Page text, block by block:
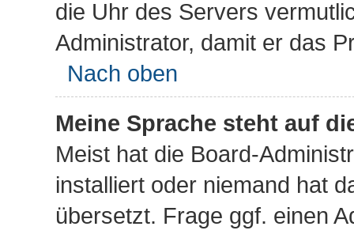
die Uhr des Servers
Administrator, damit er das
Nach oben
Meine Sprache steht auf
Meist hat die Board-
installiert oder niemand hat
übersetzt. Frage ggf. einen